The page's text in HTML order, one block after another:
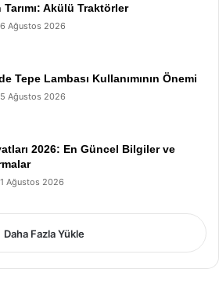
Akülü Traktörler
6 Ağustos 2026
Tepe Lambası Kullanımının Önemi
5 Ağustos 2026
2026: En Güncel Bilgiler ve
1 Ağustos 2026
Daha Fazla Yükle